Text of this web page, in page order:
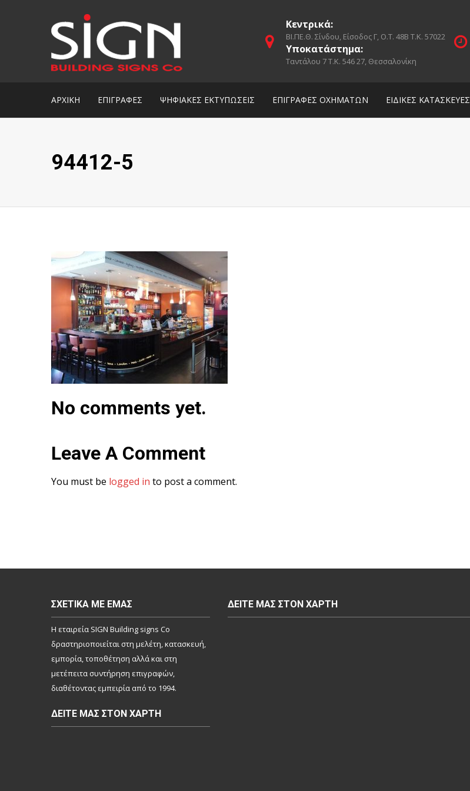
Κεντρικά:
ΒΙ.ΠΕ.Θ. Σίνδου, Είσοδος Γ, Ο.Τ. 48Β Τ.Κ. 57022
Υποκατάστημα:
Ταντάλου 7 Τ.Κ. 546 27, Θεσσαλονίκη
ΑΡΧΙΚΗ ΕΠΙΓΡΑΦΕΣ ΨΗΦΙΑΚΕΣ ΕΚΤΥΠΩΣΕΙΣ ΕΠΙΓΡΑΦΕΣ ΟΧΗΜΑΤΩΝ ΕΙΔΙΚΕΣ ΚΑΤΑΣΚΕΥΕΣ
94412-5
No comments yet.
Leave A Comment
You must be logged in to post a comment.
ΣΧΕΤΙΚΆ ΜΕ ΕΜΆΣ
Η εταιρεία SIGN Building signs Co
δραστηριοποιείται στη μελέτη, κατασκευή,
εμπορία, τοποθέτηση αλλά και στη
μετέπειτα συντήρηση επιγραφών,
διαθέτοντας εμπειρία από το 1994.
ΔΕΊΤΕ ΜΑΣ ΣΤΟΝ ΧΆΡΤΗ
ΔΕΊΤΕ ΜΑΣ ΣΤΟΝ ΧΆΡΤΗ